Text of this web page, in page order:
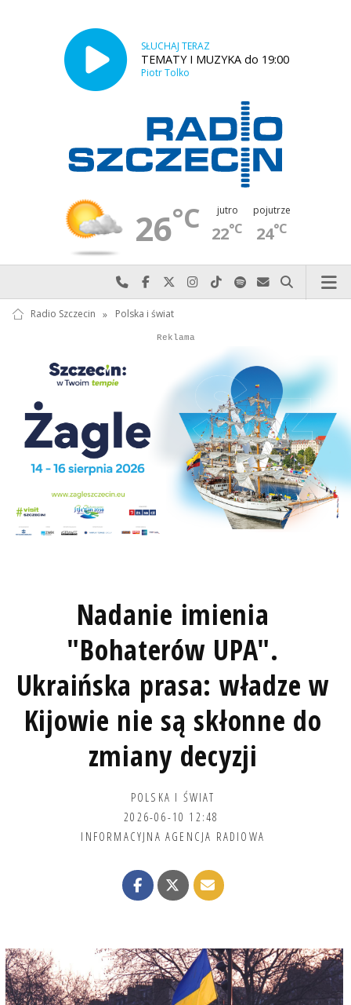
SŁUCHAJ TERAZ
TEMATY I MUZYKA do 19:00
Piotr Tolko
26°C jutro
22°C
pojutrze
24°C
Najlepiej po prostu do nas zadzwoń
Odwiedź nas na Facebook-u
Odwiedź nas na X
Odwiedź nas na Instagram-ie
Odwiedź nas na TikTok-u
Szukaj nas na Spotify
Wyślij do nas
Szukaj
Radio Szczecin » Polska i świat
Autopromocja
Reklama
Autopromocja
Nadanie imienia
"Bohaterów UPA".
Ukraińska prasa: władze w
Kijowie nie są skłonne do
zmiany decyzji
POLSKA I ŚWIAT
2026-06-10 12:48
INFORMACYJNA AGENCJA RADIOWA